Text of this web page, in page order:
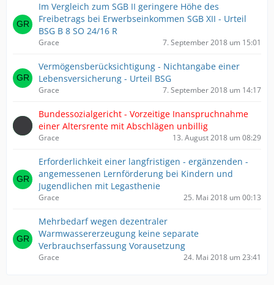
Im Vergleich zum SGB II geringere Höhe des
Freibetrags bei Erwerbseinkommen SGB XII - Urteil
BSG B 8 SO 24/16 R
Grace 7. September 2018 um 15:01
Vermögensberücksichtigung - Nichtangabe einer
Lebensversicherung - Urteil BSG
Grace 7. September 2018 um 14:17
Bundessozialgericht - Vorzeitige Inanspruchnahme
einer Altersrente mit Abschlägen unbillig
Grace 13. August 2018 um 08:29
Erforderlichkeit einer langfristigen - ergänzenden -
angemessenen Lernförderung bei Kindern und
Jugendlichen mit Legasthenie
Grace 25. Mai 2018 um 00:13
Mehrbedarf wegen dezentraler
Warmwassererzeugung keine separate
Verbrauchserfassung Vorausetzung
Grace 24. Mai 2018 um 23:41